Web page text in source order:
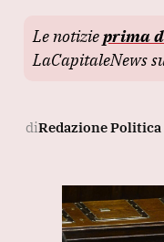
Le notizieprima
LaCapitaleNews
diRedazione Politica